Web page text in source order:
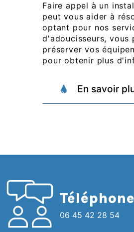
Faire appel à un
peut vous aider à
optant pour nos
d'adoucisseurs,
préserver vos
pour obtenir plus
En savoir
Téléphone
06 45 42 28 54